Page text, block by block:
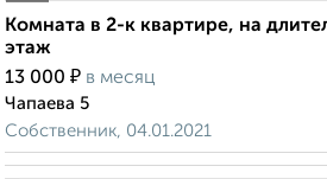
Комната в 2-к квартире, на
этаж
13 000 ₽ в месяц
Чапаева 5
Собственник, 04.01.2021